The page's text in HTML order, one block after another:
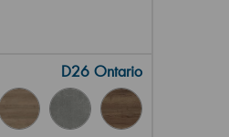
D26 Ontario